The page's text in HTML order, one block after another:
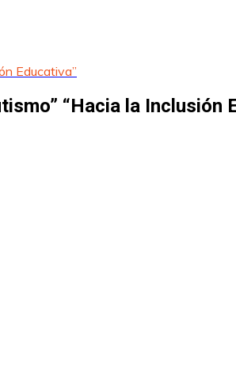
Educativa”
“Hacia la Inclusión